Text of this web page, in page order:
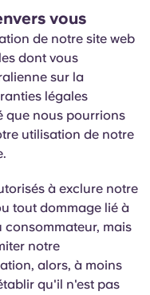
vous
de notre site web
dont vous
sur la
légales
que nous pourrions
utilisation de notre
à exclure notre
tout dommage lié à
mais
notre
alors, à moins
qu'il n'est pas